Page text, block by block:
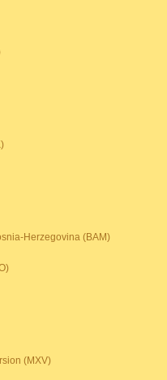
Herzegovina (BAM)
(MXV)